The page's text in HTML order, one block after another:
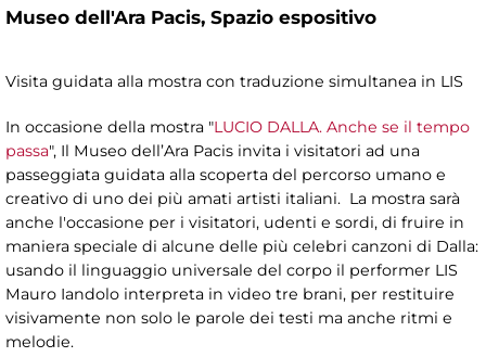
Museo dell'Ara Pacis, Spazio espositivo
Visita guidata alla mostra con traduzione simultanea in LIS
In occasione della mostra "LUCIO DALLA. Anche se il tempo
passa", Il Museo dell’Ara Pacis invita i visitatori ad una
passeggiata guidata alla scoperta del percorso umano e
creativo di uno dei più amati artisti italiani. La mostra sarà
anche l'occasione per i visitatori, udenti e sordi, di fruire in
maniera speciale di alcune delle più celebri canzoni di Dalla:
usando il linguaggio universale del corpo il performer LIS
Mauro Iandolo interpreta in video tre brani, per restituire
visivamente non solo le parole dei testi ma anche ritmi e
melodie.